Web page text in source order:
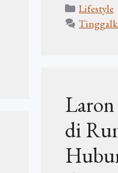
Kategori
Lifestyle
di